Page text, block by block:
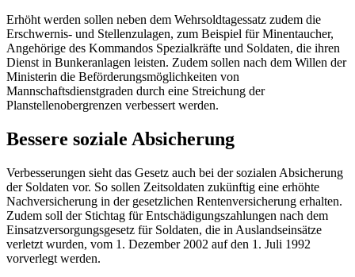
Erhöht werden sollen neben dem Wehrsoldtagessatz zudem die
Erschwernis- und Stellenzulagen, zum Beispiel für Minentaucher,
Angehörige des Kommandos Spezialkräfte und Soldaten, die ihren
Dienst in Bunkeranlagen leisten. Zudem sollen nach dem Willen der
Ministerin die Beförderungsmöglichkeiten von
Mannschaftsdienstgraden durch eine Streichung der
Planstellenobergrenzen verbessert werden.
Bessere soziale Absicherung
Verbesserungen sieht das Gesetz auch bei der sozialen Absicherung
der Soldaten vor. So sollen Zeitsoldaten zukünftig eine erhöhte
Nachversicherung in der gesetzlichen Rentenversicherung erhalten.
Zudem soll der Stichtag für Entschädigungszahlungen nach dem
Einsatzversorgungsgesetz für Soldaten, die in Auslandseinsätze
verletzt wurden, vom 1. Dezember 2002 auf den 1. Juli 1992
vorverlegt werden.